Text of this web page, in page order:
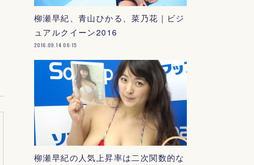
柳瀬早紀、青山ひかる、菜乃花｜ビジ
ュアルクイーン2016
2016.09.14 06:15
柳瀬早紀の人気上昇率は二次関数的な